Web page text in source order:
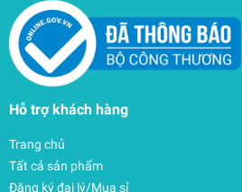
Hỗ trợ khách hàng
Trang chủ
Tất cả sản phẩm
Đăng ký đại lý/Mua sỉ